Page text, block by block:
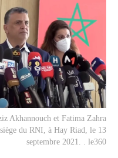
Akhannouch et Fatima Zahra
du RNI, à Hay Riad, le 13
septembre 2021. . le360